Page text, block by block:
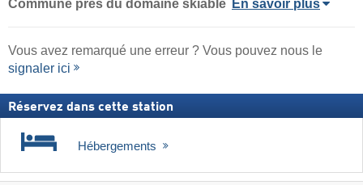
Commune près du domaine skiable En savoir plus
Vous avez remarqué une erreur ? Vous pouvez nous le
signaler ici
Réservez dans cette station
Hébergements